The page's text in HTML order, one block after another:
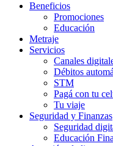
Beneficios
Promociones
Educación
Metraje
Servicios
Canales
Débitos
STM
Pagá con tu
Tu viaje
Seguridad y Finanzas
Seguridad
Educación